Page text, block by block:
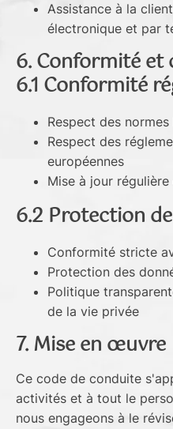
Assistance à la
électronique et par
6. Conformité et
6.1 Conformité
Respect des normes
Respect des
européennes
Mise à jour
6.2 Protection
Conformité stricte
Protection des
Politique
de la vie privée
7. Mise en œuvre
Ce code de conduite
activités et à tout le
nous engageons à le